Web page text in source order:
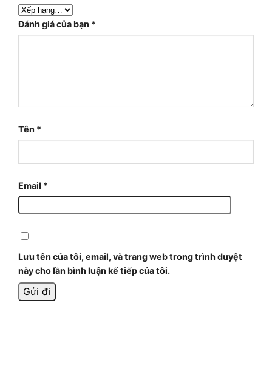
Đánh giá của bạn *
Tên *
Email *
Lưu tên của tôi, email, và trang web trong trình duyệt
này cho lần bình luận kế tiếp của tôi.